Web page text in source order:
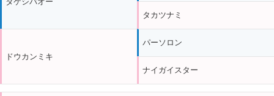
ドウカンミキ
タカツナミ
パーソロン
ナイガイスター